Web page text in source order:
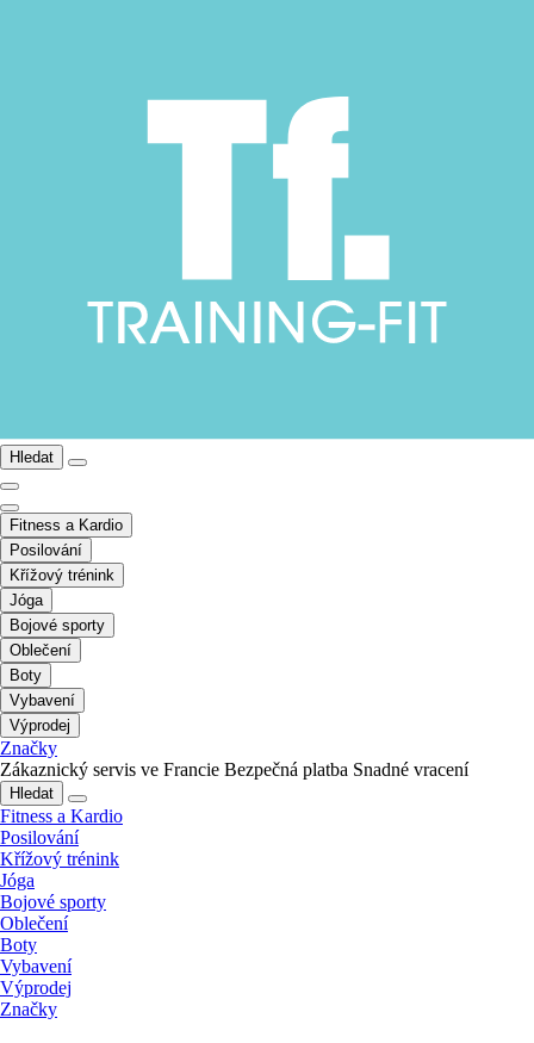
Hledat
Fitness a Kardio
Posilování
Křížový trénink
Jóga
Bojové sporty
Oblečení
Boty
Vybavení
Výprodej
Značky
Zákaznický servis ve Francie Bezpečná platba Snadné vracení
Hledat
Fitness a Kardio
Posilování
Křížový trénink
Jóga
Bojové sporty
Oblečení
Boty
Vybavení
Výprodej
Značky